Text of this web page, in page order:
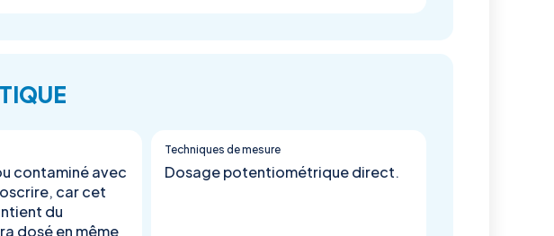
contaminé avec
car cet
du
dosé en même
Techniques de mesure
Dosage potentiométrique direct.